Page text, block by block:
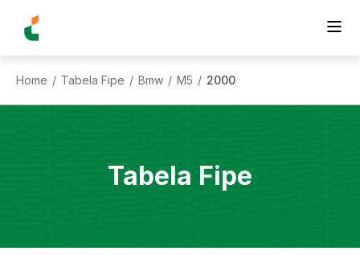
Home / Tabela Fipe / Bmw / M5 / 2000
Tabela Fipe